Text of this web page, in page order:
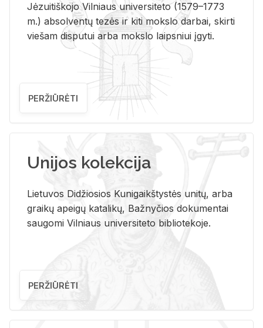
Jėzuitiškojo Vilniaus universiteto (1579–1773
m.) absolventų tezės ir kiti mokslo darbai, skirti
viešam disputui arba mokslo laipsniui įgyti.
PERŽIŪRĖTI
Unijos kolekcija
Lietuvos Didžiosios Kunigaikštystės unitų, arba
graikų apeigų katalikų, Bažnyčios dokumentai
saugomi Vilniaus universiteto bibliotekoje.
PERŽIŪRĖTI